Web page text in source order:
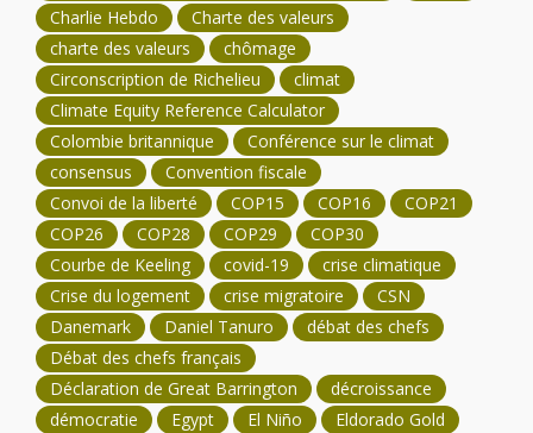
Charlie Hebdo
Charte des valeurs
charte des valeurs
chômage
Circonscription de Richelieu
climat
Climate Equity Reference Calculator
Colombie britannique
Conférence sur le climat
consensus
Convention fiscale
Convoi de la liberté
COP15 COP16
COP21
COP26
COP28 COP29
COP30
Courbe de Keeling
covid-19
crise climatique
Crise du logement
crise migratoire
CSN
Danemark
Daniel Tanuro
débat des chefs
Débat des chefs français
Déclaration de Great Barrington
décroissance
démocratie
Egypt El Niño
Eldorado Gold